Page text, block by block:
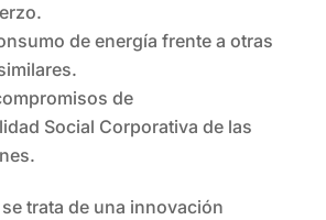
de energía frente a otras
de
Social Corporativa de las
trata de una innovación